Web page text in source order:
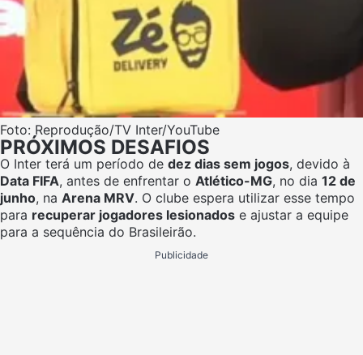
Foto: Reprodução/TV Inter/YouTube
PRÓXIMOS DESAFIOS
O Inter terá um período de dez dias sem jogos, devido à
Data FIFA, antes de enfrentar o Atlético-MG, no dia 12 de
junho, na Arena MRV. O clube espera utilizar esse tempo
para recuperar jogadores lesionados e ajustar a equipe
para a sequência do Brasileirão.
Publicidade